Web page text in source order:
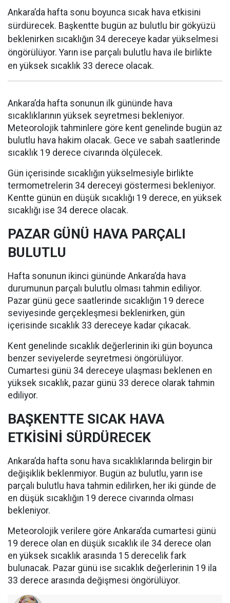
Ankara’da hafta sonu boyunca sıcak hava etkisini
sürdürecek. Başkentte bugün az bulutlu bir gökyüzü
beklenirken sıcaklığın 34 dereceye kadar yükselmesi
öngörülüyor. Yarın ise parçalı bulutlu hava ile birlikte
en yüksek sıcaklık 33 derece olacak.
Ankara’da hafta sonunun ilk gününde hava
sıcaklıklarının yüksek seyretmesi bekleniyor.
Meteorolojik tahminlere göre kent genelinde bugün az
bulutlu hava hakim olacak. Gece ve sabah saatlerinde
sıcaklık 19 derece civarında ölçülecek.
Gün içerisinde sıcaklığın yükselmesiyle birlikte
termometrelerin 34 dereceyi göstermesi bekleniyor.
Kentte günün en düşük sıcaklığı 19 derece, en yüksek
sıcaklığı ise 34 derece olacak.
PAZAR GÜNÜ HAVA PARÇALI
BULUTLU
Hafta sonunun ikinci gününde Ankara’da hava
durumunun parçalı bulutlu olması tahmin ediliyor.
Pazar günü gece saatlerinde sıcaklığın 19 derece
seviyesinde gerçekleşmesi beklenirken, gün
içerisinde sıcaklık 33 dereceye kadar çıkacak.
Kent genelinde sıcaklık değerlerinin iki gün boyunca
benzer seviyelerde seyretmesi öngörülüyor.
Cumartesi günü 34 dereceye ulaşması beklenen en
yüksek sıcaklık, pazar günü 33 derece olarak tahmin
ediliyor.
BAŞKENTTE SICAK HAVA
ETKİSİNİ SÜRDÜRECEK
Ankara’da hafta sonu hava sıcaklıklarında belirgin bir
değişiklik beklenmiyor. Bugün az bulutlu, yarın ise
parçalı bulutlu hava tahmin edilirken, her iki günde de
en düşük sıcaklığın 19 derece civarında olması
bekleniyor.
Meteorolojik verilere göre Ankara’da cumartesi günü
19 derece olan en düşük sıcaklık ile 34 derece olan
en yüksek sıcaklık arasında 15 derecelik fark
bulunacak. Pazar günü ise sıcaklık değerlerinin 19 ila
33 derece arasında değişmesi öngörülüyor.